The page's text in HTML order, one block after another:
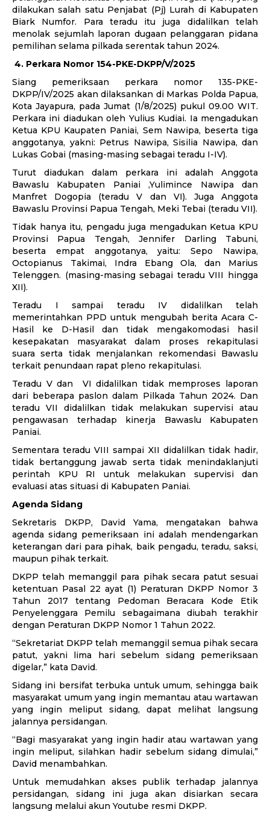
dilakukan salah satu Penjabat (Pj) Lurah di Kabupaten
Biark Numfor. Para teradu itu juga didalilkan telah
menolak sejumlah laporan dugaan pelanggaran pidana
pemilihan selama pilkada serentak tahun 2024.
4. Perkara Nomor 154-PKE-DKPP/V/2025
Siang pemeriksaan perkara nomor 135-PKE-
DKPP/IV/2025 akan dilaksankan di Markas Polda Papua,
Kota Jayapura, pada Jumat (1/8/2025) pukul 09.00 WIT.
Perkara ini diadukan oleh Yulius Kudiai. Ia mengadukan
Ketua KPU Kaupaten Paniai, Sem Nawipa, beserta tiga
anggotanya, yakni: Petrus Nawipa, Sisilia Nawipa, dan
Lukas Gobai (masing-masing sebagai teradu I-IV).
Turut diadukan dalam perkara ini adalah Anggota
Bawaslu Kabupaten Paniai ,Yulimince Nawipa dan
Manfret Dogopia (teradu V dan VI). Juga Anggota
Bawaslu Provinsi Papua Tengah, Meki Tebai (teradu VII).
Tidak hanya itu, pengadu juga mengadukan Ketua KPU
Provinsi Papua Tengah, Jennifer Darling Tabuni,
beserta empat anggotanya, yaitu: Sepo Nawipa,
Octopianus Takimai, Indra Ebang Ola, dan Marius
Telenggen. (masing-masing sebagai teradu VIII hingga
XII).
Teradu I sampai teradu IV didalilkan telah
memerintahkan PPD untuk mengubah berita Acara C-
Hasil ke D-Hasil dan tidak mengakomodasi hasil
kesepakatan masyarakat dalam proses rekapitulasi
suara serta tidak menjalankan rekomendasi Bawaslu
terkait penundaan rapat pleno rekapitulasi.
Teradu V dan VI didalilkan tidak memproses laporan
dari beberapa paslon dalam Pilkada Tahun 2024. Dan
teradu VII didalilkan tidak melakukan supervisi atau
pengawasan terhadap kinerja Bawaslu Kabupaten
Paniai.
Sementara teradu VIII sampai XII didalilkan tidak hadir,
tidak bertanggung jawab serta tidak menindaklanjuti
perintah KPU RI untuk melakukan supervisi dan
evaluasi atas situasi di Kabupaten Paniai.
Agenda Sidang
Sekretaris DKPP, David Yama, mengatakan bahwa
agenda sidang pemeriksaan ini adalah mendengarkan
keterangan dari para pihak, baik pengadu, teradu, saksi,
maupun pihak terkait.
DKPP telah memanggil para pihak secara patut sesuai
ketentuan Pasal 22 ayat (1) Peraturan DKPP Nomor 3
Tahun 2017 tentang Pedoman Beracara Kode Etik
Penyelenggara Pemilu sebagaimana diubah terakhir
dengan Peraturan DKPP Nomor 1 Tahun 2022.
“Sekretariat DKPP telah memanggil semua pihak secara
patut, yakni lima hari sebelum sidang pemeriksaan
digelar,” kata David.
Sidang ini bersifat terbuka untuk umum, sehingga baik
masyarakat umum yang ingin memantau atau wartawan
yang ingin meliput sidang, dapat melihat langsung
jalannya persidangan.
“Bagi masyarakat yang ingin hadir atau wartawan yang
ingin meliput, silahkan hadir sebelum sidang dimulai,”
David menambahkan.
Untuk memudahkan akses publik terhadap jalannya
persidangan, sidang ini juga akan disiarkan secara
langsung melalui akun Youtube resmi DKPP.